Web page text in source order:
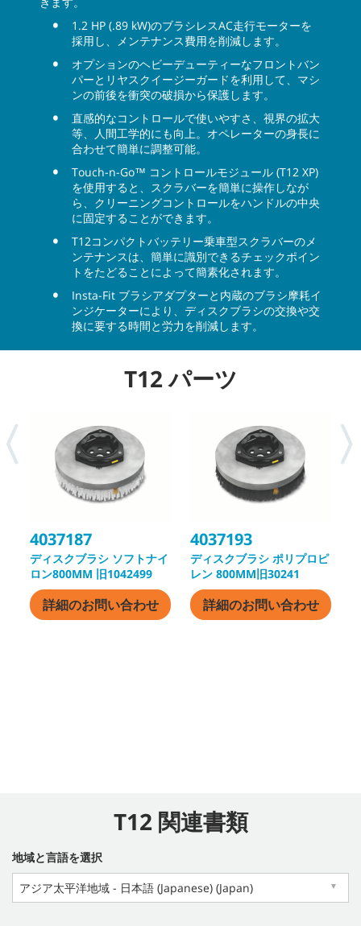
1.2 HP (.89 kW)のブラシレスAC走行モーターを
採用し、メンテナンス費用を削減します。
オプションのヘビーデューティーなフロントバン
パーとリヤスクイージーガードを利用して、マシ
ンの前後を衝突の破損から保護します。
直感的なコントロールで使いやすさ、視界の拡大
等、人間工学的にも向上。オペレーターの身長に
合わせて簡単に調整可能。
Touch-n-Go™ コントロールモジュール (T12 XP)
を使用すると、スクラバーを簡単に操作しなが
ら、クリーニングコントロールをハンドルの中央
に固定することができます。
T12コンパクトバッテリー乗車型スクラバーのメ
ンテナンスは、簡単に識別できるチェックポイン
トをたどることによって簡素化されます。
Insta-Fit ブラシアダプターと内蔵のブラシ摩耗イ
ンジケーターにより、ディスクブラシの交換や交
換に要する時間と労力を削減します。
T12 パーツ
4037187
ディスクブラシ ソフトナイ
ロン800MM 旧1042499
詳細のお問い合わせ
4037193
ディスクブラシ ポリプロピ
レン 800MM旧30241
詳細のお問い合わせ
T12 関連書類
地域と言語を選択
アジア太平洋地域 - 日本語 (Japanese) (Japan)
▼